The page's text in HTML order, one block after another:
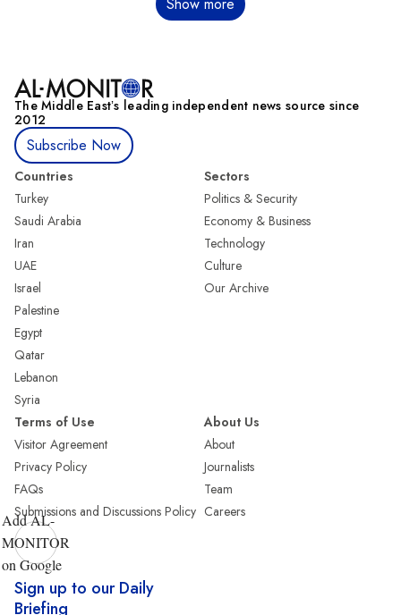
The Middle Eastʼs leading independent news source since
2012
Subscribe Now
Countries
Turkey
Saudi Arabia
Iran
UAE
Israel
Palestine
Egypt
Qatar
Lebanon
Syria
Sectors
Politics & Security
Economy & Business
Technology
Culture
Our Archive
Terms of Use
Visitor Agreement
Privacy Policy
FAQs
Submissions and Discussions Policy
About Us
About
Journalists
Team
Careers
Add AL-
MONITOR
on Google
Sign up to our Daily
Briefing